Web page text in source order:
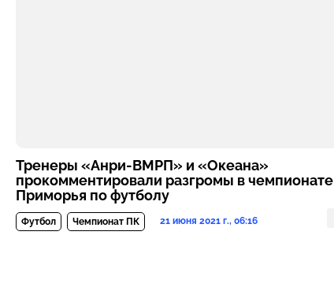
Тренеры «Анри-ВМРП» и «Океана»
прокомментировали разгромы в чемпионате
Приморья по футболу
Футбол Чемпионат ПК 21 июня 2021 г., 06:16